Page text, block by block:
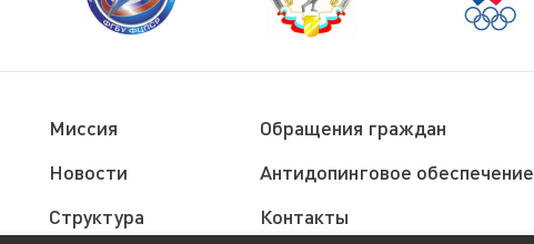
Миссия
Новости
Структура
Обращения граждан
Антидопинговое обеспечение
Контакты